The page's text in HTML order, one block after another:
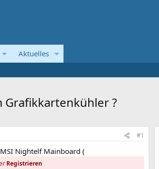
Aktuelles
Grafikkartenkühler ?
#1
Nightelf Mainboard (
Registrieren